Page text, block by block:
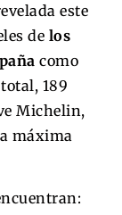
este
de los
como
189
Michelin,
máxima